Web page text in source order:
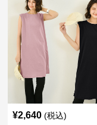
¥2,640 (税込)